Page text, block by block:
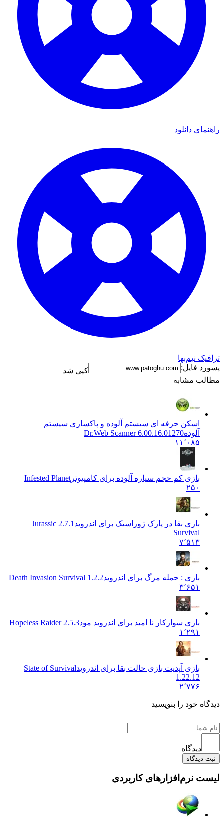
راهنمای دانلود
ترافیک نیم‌بها
پسورد فایل:
کپی شد
مطالب مشابه
اسکن حرفه ای سیستم آلوده و پاکسازی سیستم
آلودهDr.Web Scanner 6.00.16.01270
۱۱٬۰۸۵
بازی کم حجم سیاره آلوده برای کامپیوتر Infested Planet
۲۵۰
بازی بقا در پارک ژوراسیک برای اندروید
2.7.1 Jurassic
Survival
۷٬۵۱۳
بازی : حمله مرگ برای اندرویدDeath Invasion Survival 1.2.2
۳٬۶۵۱
بازی سوارکار نا امید برای اندروید مودHopeless Raider 2.5.3
۱٬۲۹۱
بازی آپدیت بازی حالت بقا برای اندرویدState of Survival
1.22.12
۲٬۷۷۶
دیدگاه خود را بنویسید
دیدگاه
ثبت دیدگاه
لیست نرم‌افزارهای کاربردی